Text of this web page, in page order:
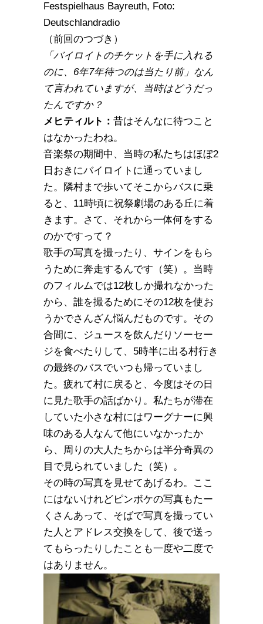
Festspielhaus Bayreuth, Foto:
Deutschlandradio
（前回のつづき）
「バイロイトのチケットを手に入れる
のに、6年7年待つのは当たり前」なん
て言われていますが、当時はどうだっ
たんですか？
メヒティルト： 昔はそんなに待つこと
はなかったわね。
音楽祭の期間中、当時の私たちはほぼ2
日おきにバイロイトに通っていまし
た。隣村まで歩いてそこからバスに乗
ると、11時頃に祝祭劇場のある丘に着
きます。さて、それから一体何をする
のかですって？
歌手の写真を撮ったり、サインをもら
うために奔走するんです（笑）。当時
のフィルムでは12枚しか撮れなかった
から、誰を撮るためにその12枚を使お
うかでさんざん悩んだものです。その
合間に、ジュースを飲んだりソーセー
ジを食べたりして、5時半に出る村行き
の最終のバスでいつも帰っていまし
た。疲れて村に戻ると、今度はその日
に見た歌手の話ばかり。私たちが滞在
していた小さな村にはワーグナーに興
味のある人なんて他にいなかったか
ら、周りの大人たちからは半分奇異の
目で見られていました（笑）。
その時の写真を見せてあげるわ。ここ
にはないけれどピンボケの写真もたー
くさんあって、そばで写真を撮ってい
た人とアドレス交換をして、後で送っ
てもらったりしたことも一度や二度で
はありません。